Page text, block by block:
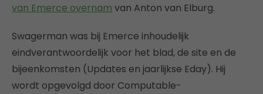
van Emerce overnam van Anton van Elburg.
Swagerman was bij Emerce inhoudelijk
eindverantwoordelijk voor het blad, de site en de
bijeenkomsten (Updates en jaarlijkse Eday). Hij
wordt opgevolgd door Computable-